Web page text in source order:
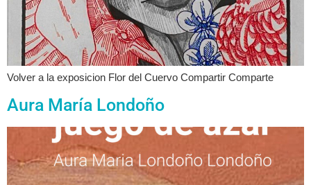
Volver a la exposicion Flor del Cuervo Compartir Comparte
Aura María Londoño